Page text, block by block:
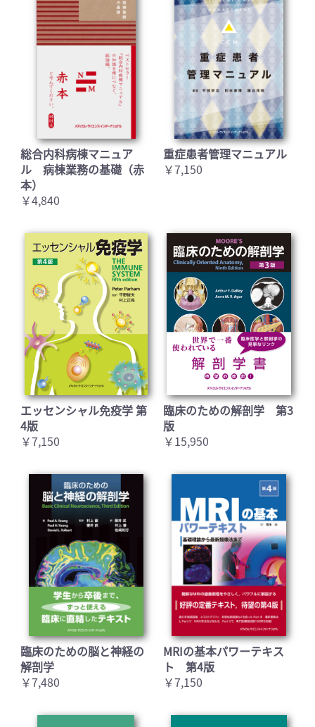
総合内科病棟マニュア
ル 病棟業務の基礎（赤
本）
￥4,840
重症患者管理マニュアル
￥7,150
エッセンシャル免疫学 第
4版
￥7,150
臨床のための解剖学 第3
版
￥15,950
臨床のための脳と神経の
解剖学
￥7,480
MRIの基本パワーテキス
ト 第4版
￥7,150